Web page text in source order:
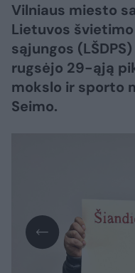
Vilniaus miesto
Lietuvos
sąjungos
rugsėjo 29-ąją
mokslo ir sporto
Seimo.